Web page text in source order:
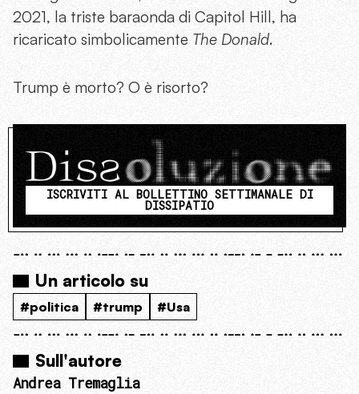
2021, la triste baraonda di Capitol Hill, ha
ricaricato simbolicamente The Donald.
Trump è morto? O è risorto?
ISCRIVITI AL BOLLETTINO SETTIMANALE DI
DISSIPATIO
Un articolo su
#politica #trump #Usa
Sull'autore
Andrea Tremaglia